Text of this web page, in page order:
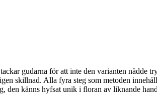
gudarna för att inte den varianten nådde
skillnad. Alla fyra steg som metoden
känns hyfsat unik i floran av liknande